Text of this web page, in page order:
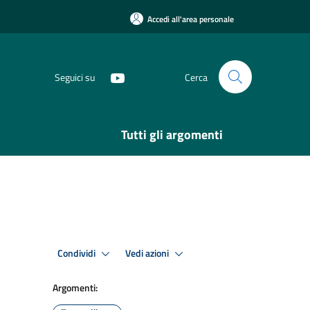
Accedi all'area personale
Seguici su Cerca
Tutti gli argomenti
Condividi Vedi azioni
Argomenti: